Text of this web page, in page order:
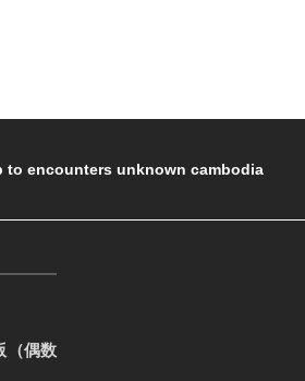
to encounters unknown cambodia
（偶数